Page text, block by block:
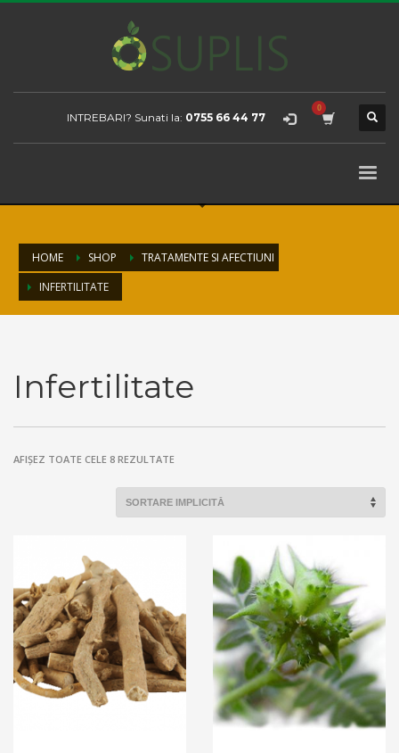
INTREBARI? Sunati la: 0755 66 44 77
HOME SHOP
TRATAMENTE SI AFECTIUNI
INFERTILITATE
Infertilitate
AFIȘEZ TOATE CELE 8 REZULTATE